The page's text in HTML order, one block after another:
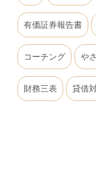
有価証券報告書
コーチング や
財務三表 貸借